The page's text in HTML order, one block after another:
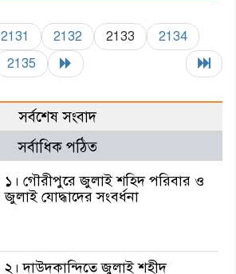
2131 2132 2133
2134
2135
সর্বশেষ সংবাদ
সর্বাধিক পঠিত
১। গৌরীপুরে জুলাই শহিদ পরিবার ও
জুলাই যোদ্ধাদের সংবর্ধনা
২। দাউদকান্দিতে জুলাই শহীদ